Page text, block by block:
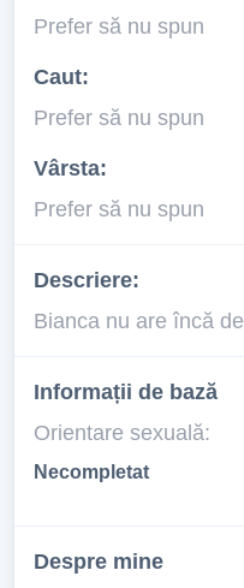
Prefer să nu spun
Caut:
Prefer să nu spun
Vârsta:
Prefer să nu spun
Descriere:
Bianca nu are încă
Informații de bază
Orientare sexuală:
Necompletat
Despre mine